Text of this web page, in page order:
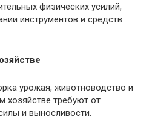
физических усилий,
инструментов и средств
урожая, животноводство и
хозяйстве требуют от
и выносливости.